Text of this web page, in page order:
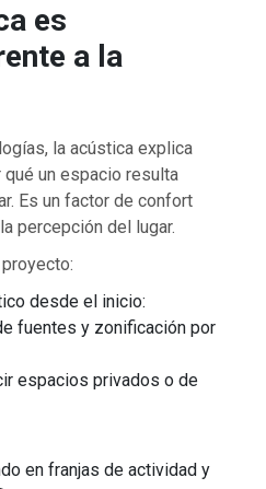
es
a la
la acústica explica
un espacio resulta
Es un factor de confort
percepción del lugar.
desde el inicio:
fuentes y zonificación por
espacios privados o de
en franjas de actividad y